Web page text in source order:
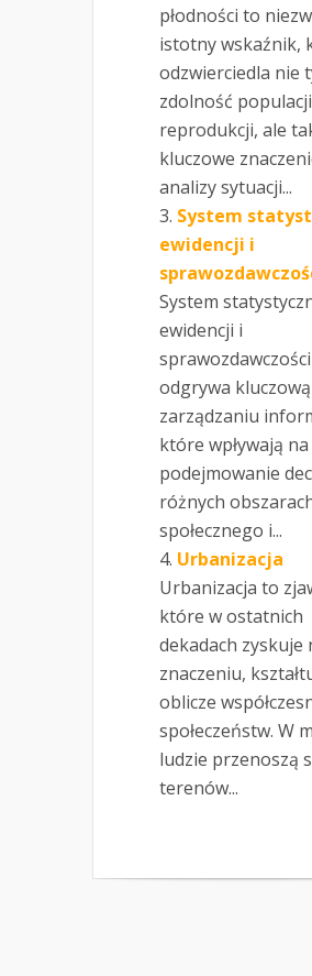
płodności to
istotny wskaźnik,
odzwierciedla nie
zdolność
reprodukcji, ale
kluczowe
analizy sytuacji...
System
ewidencji i
System
ewidencji i
sprawozdawczości
odgrywa
zarządzaniu
które wpływają na
podejmowanie
różnych
społecznego i...
Urbanizacja
Urbanizacja to
które w ostatnich
dekadach zyskuje
znaczeniu,
oblicze
społeczeństw. W
ludzie przenoszą
terenów...